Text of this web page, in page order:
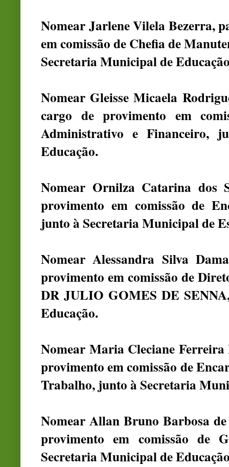
Nomear Jarlene Vilela Bezerra,
em comissão de Chefia de
Secretaria Municipal de
Nomear Gleisse Micaela
cargo de provimento em
Administrativo e Financeiro,
Educação.
Nomear Ornilza Catarina dos
provimento em comissão de
junto à Secretaria Municipal de
Nomear Alessandra Silva
provimento em comissão de
DR JULIO GOMES DE
Educação.
Nomear Maria Cleciane
provimento em comissão de
Trabalho, junto à Secretaria
Nomear Allan Bruno Barbosa
provimento em comissão de
Secretaria Municipal de